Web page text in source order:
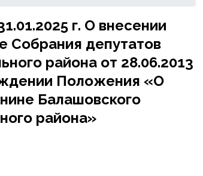
г. О внесении
Собрания депутатов
района от 28.06.2013
Положения «О
Балашовского
района»